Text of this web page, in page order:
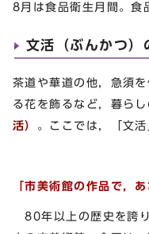
8月は食品衛生月間。食
文活（ぶんかつ）
茶道や華道の他，急須
る花を飾るなど，暮ら
活） 。ここでは，「文
「市美術館の作品で，
80年以上の歴史を誇